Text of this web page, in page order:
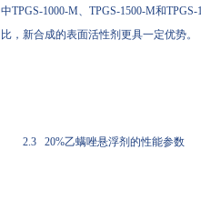
中TPGS-1000-M、TPGS-1500-M和
比，新合成的表面活性剂更具一定优势。
2.3 20%乙螨唑悬浮剂的性能参数